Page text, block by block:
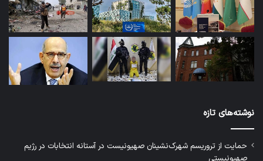
نوشته‌های تازه
حمایت از تروریسم شهرک‌نشینان صهیونیست در آستانه انتخابات در رژیم
صهیونیستی